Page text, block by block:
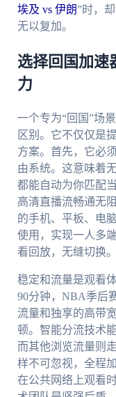
埃及 vs 伊朗”时，
无以复加。
选择回国加速
力
一个专为“回国”场
区别。它不仅仅是
方案。首先，它必
由系统。这意味着
都能自动为你匹配
高清直播流畅通无
的手机、平板、电
使用，实现一人多
看回放，无缝切换。
稳定和流量是观看
90分钟，NBA季后
流量和独享的高带
顿。智能分流技术
而其他浏览流量则
样不可忽视，全程
在公共网络上观看